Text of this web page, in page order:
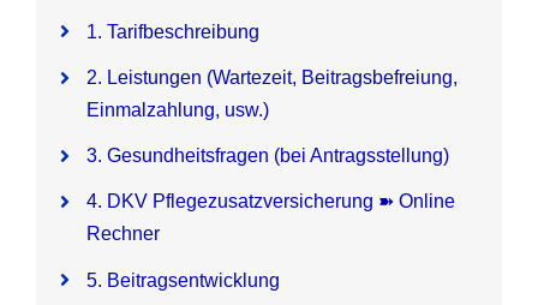
Pflegezusatzversicherung
Pflegezusatz – Vergleichsrechner
Vorerkrankung
Testsieger
1. Tarifbeschreibung
2. Leistungen (Wartezeit, Beitragsbefreiung,
Einmalzahlung, usw.)
3. Gesundheitsfragen (bei Antragsstellung)
4. DKV Pflegezusatzversicherung ➽ Online
Rechner
5. Beitragsentwicklung